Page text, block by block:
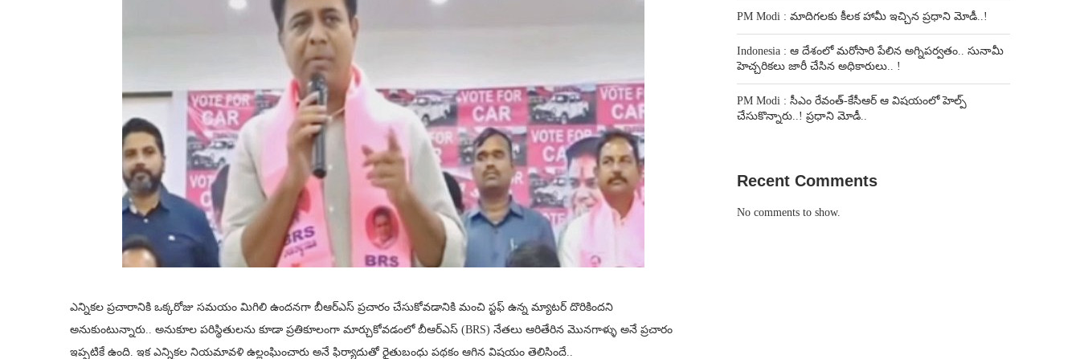
ఎన్నికల ప్రచారానికి ఒక్కరోజు సమయం మిగిలి ఉందనగా బీఆర్ఎస్ ప్రచారం చేసుకోవడానికి మంచి స్టఫ్ ఉన్న మ్యాటర్ దొరికిందని
అనుకుంటున్నారు.. అనుకూల పరిస్థితులను కూడా ప్రతికూలంగా మార్చుకోవడంలో బీఆర్ఎస్ (BRS) నేతలు ఆరితేరిన మొనగాళ్ళు అనే ప్రచారం
ఇప్పటికే ఉంది. ఇక ఎన్నికల నియమావళి ఉల్లంఘించారు అనే ఫిర్యాదుతో రైతుబంధు పథకం ఆగిన విషయం తెలిసిందే..
PM Modi : మాదిగలకు కీలక హామీ ఇచ్చిన ప్రధాని మోడీ..!
Indonesia : ఆ దేశంలో మరోసారి పేలిన అగ్నిపర్వతం.. సునామీ
హెచ్చరికలు జారీ చేసిన అధికారులు.. !
PM Modi : సీఎం రేవంత్-కేసీఆర్ ఆ విషయంలో హెల్ప్
చేసుకొన్నారు..! ప్రధాని మోడీ..
Recent Comments
No comments to show.